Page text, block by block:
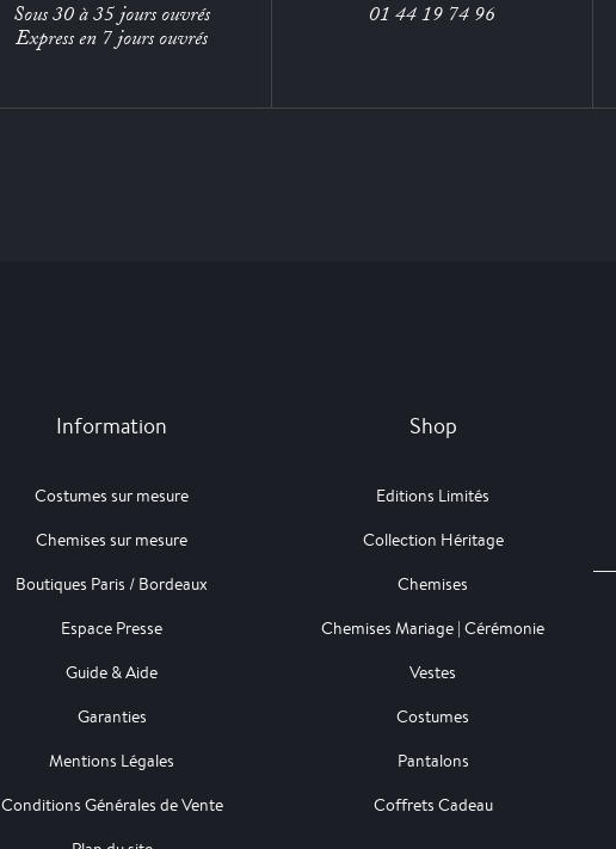
Sous 30 à 35 jours ouvrés
Express en 7 jours ouvrés
01 44 19 74 96
Information
Costumes sur mesure
Chemises sur mesure
Boutiques Paris / Bordeaux
Espace Presse
Guide & Aide
Garanties
Mentions Légales
Conditions Générales de Vente
Shop
Editions Limités
Collection Héritage
Chemises
Chemises Mariage | Cérémonie
Vestes
Costumes
Pantalons
Coffrets Cadeau